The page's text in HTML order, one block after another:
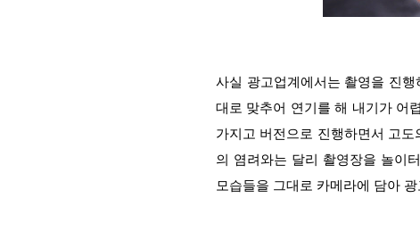
사실 광고업계에서는 촬영을 진행
대로 맞추어 연기를 해 내기가 어
가지고 버전으로 진행하면서 고
의 염려와는 달리 촬영장을 놀이
모습들을 그대로 카메라에 담아